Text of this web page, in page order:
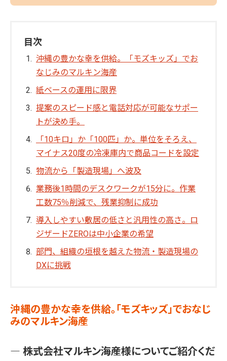
目次
沖縄の豊かな幸を供給。「モズキッズ」でお
なじみのマルキン海産
紙ベースの運用に限界
提案のスピード感と電話対応が可能なサポー
トが決め手。
「10キロ」か「100匹」か。単位をそろえ、
マイナス20度の冷凍庫内で商品コードを設定
物流から「製造現場」へ波及
業務後1時間のデスクワークが15分に。作業
工数75％削減で、残業抑制に成功
導入しやすい敷居の低さと汎用性の高さ。ロ
ジザードZEROは中小企業の希望
部門、組織の垣根を越えた物流・製造現場の
DXに挑戦
沖縄の豊かな幸を供給。「モズキッズ」でおなじ
みのマルキン海産
― 株式会社マルキン海産様についてご紹介くだ